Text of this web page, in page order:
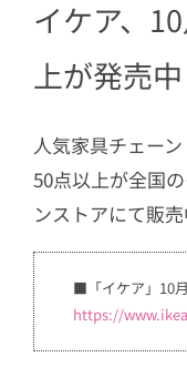
プリー
レッサ
1.6
ン
1.7
1.8
イケア、
上が発売中
人気家具チェー
50点以上が全国
ンストアにて販
■「イケア」10
https://